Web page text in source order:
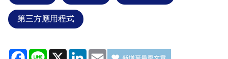
第三方應用程式
Facebook
Line X LinkedIn
Email